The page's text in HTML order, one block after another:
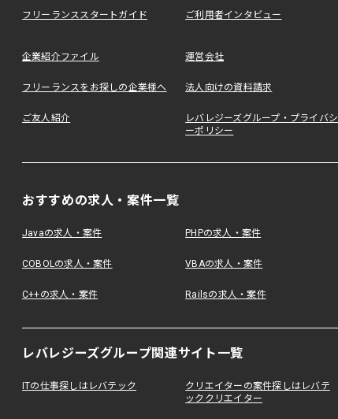
フリーランススタートガイド ご利用者インタビュー
企業紹介ファイル 運営会社
フリーランスをお探しの企業様へ 法人向けの資料請求
ご友人紹介
レバレジーズグループ・プライバシ
ーポリシー
おすすめの求人・案件一覧
Javaの求人・案件 PHPの求人・案件
COBOLの求人・案件 VBAの求人・案件
C++の求人・案件 Railsの求人・案件
レバレジーズグループ関連サイト一覧
ITの仕事探しはレバテック
クリエイターの案件探しはレバテ
ッククリエイター